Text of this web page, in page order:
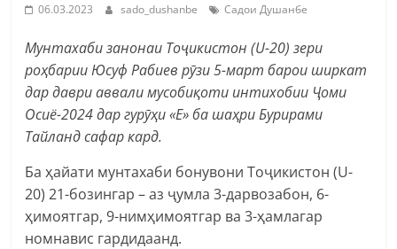
06.03.2023 sado_dushanbe Садои Душанбе
Мунтахаби занонаи Тоҷикистон (U-20) зери
роҳбарии Юсуф Рабиев рӯзи 5-март барои ширкат
дар даври аввали мусобиқоти интихобии Ҷоми
Осиё-2024 дар гурӯҳи «Е» ба шаҳри Бурирами
Тайланд сафар кард.
Ба ҳайати мунтахаби бонувони Тоҷикистон (U-
20) 21-бозингар – аз ҷумла 3-дарвозабон, 6-
ҳимоятгар, 9-нимҳимоятгар ва 3-ҳамлагар
номнавис гардидаанд.